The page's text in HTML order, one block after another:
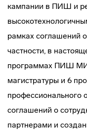
кампании в ПИШ и
рамках соглашений
частности, в
программах ПИШ
магистратуры и 6
профессионального
соглашений о
партнерами и